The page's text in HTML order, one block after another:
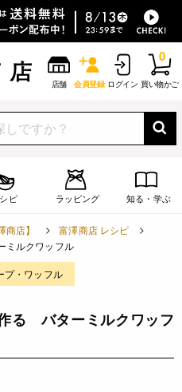
店舗 会員登録 ログイン 買い物かご
0
ピ ラッピング 知る・学ぶ
店】
富澤商店 レシピ
ミルクワッフル
プ・ワッフル
る バターミルクワッフ